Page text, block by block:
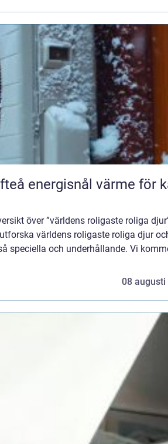
kallt
över ”världens roligaste roliga
världens roligaste roliga djur
speciella och underhållande. Vi
08 augusti